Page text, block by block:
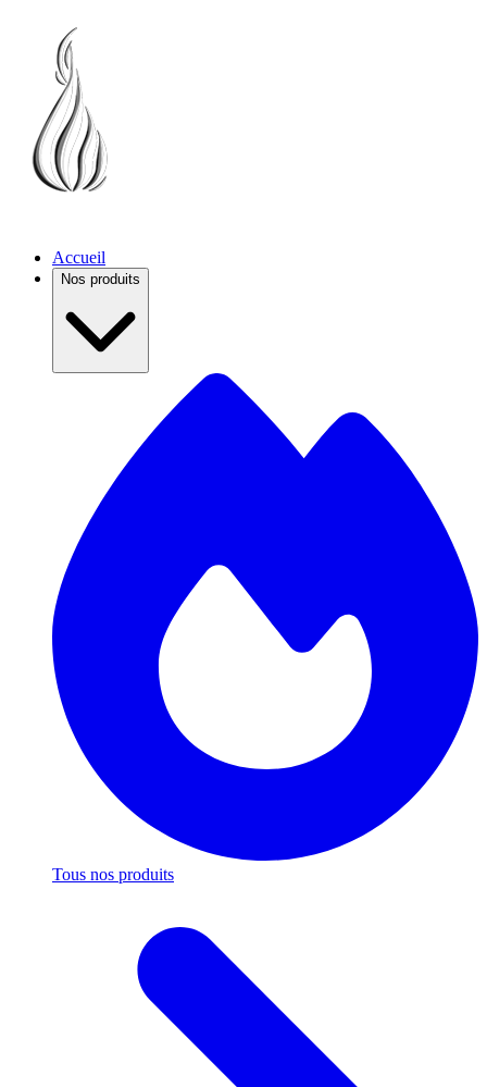
Accueil
Nos produits
Tous nos produits